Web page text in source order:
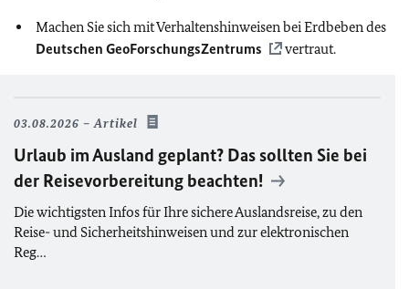
Machen Sie sich mit Verhaltenshinweisen bei Erdbeben des
Deutschen GeoForschungsZentrums
vertraut.
03.08.2026 Artikel
Urlaub im Ausland geplant? Das sollten Sie bei
der Reisevorbereitung beachten!
Die wichtigsten Infos für Ihre sichere Auslandsreise, zu den
Reise- und Sicherheitshinweisen und zur elektronischen
Reg…